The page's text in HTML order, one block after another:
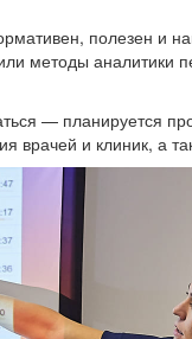
полезен и
методы аналитики
— планируется
врачей и клиник, а